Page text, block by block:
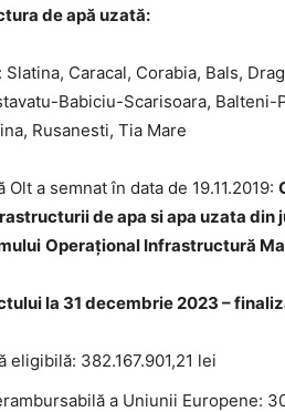
de apă uzată:
Slatina, Caracal, Corabia, Bals,
Babiciu-Scarisoara,
Rusanesti, Tia Mare
Olt a semnat în data de 19.11.2019:
de apa si apa uzata din
ui Operațional Infrastructură
la 31 decembrie 2023 –
eligibilă: 382.167.901,21 lei
a Uniunii Europene: